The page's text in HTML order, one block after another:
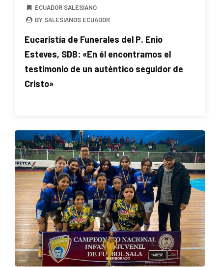
ECUADOR SALESIANO
BY SALESIANOS ECUADOR
Eucaristía de Funerales del P. Enio
Esteves, SDB: «En él encontramos el
testimonio de un auténtico seguidor de
Cristo»